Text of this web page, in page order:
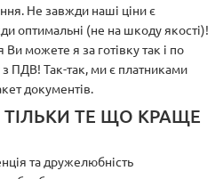
Не завжди наші ціни є
оптимальні (не на шкоду якості)!
можете я за готівку так і по
ПДВ! Так-так, ми є платниками
документів.
ТЕ ЩО КРАЩЕ
та дружелюбність